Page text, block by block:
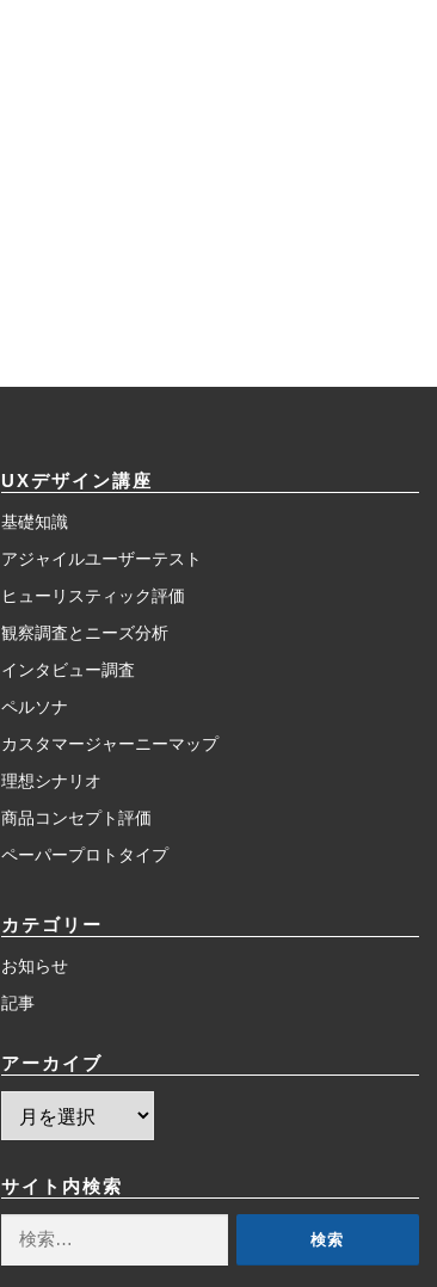
UXデザイン講座
基礎知識
アジャイルユーザーテスト
ヒューリスティック評価
観察調査とニーズ分析
インタビュー調査
ペルソナ
カスタマージャーニーマップ
理想シナリオ
商品コンセプト評価
ペーパープロトタイプ
カテゴリー
お知らせ
記事
アーカイブ
イ
ブ
サイト内検索